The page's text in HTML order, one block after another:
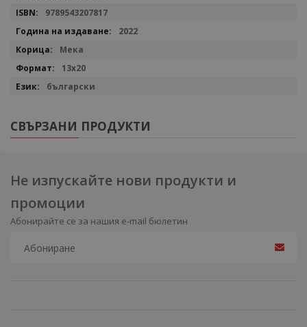
9789543207817
2022
Мека
13x20
български
СВЪРЗАНИ ПРОДУКТИ
Не изпускайте нови продукти и
промоции
Абонирайте се за нашия e-mail бюлетин